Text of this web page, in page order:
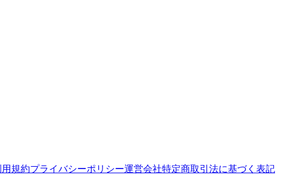
規約プライバシーポリシー運営会社特定商取引法に基づく表記